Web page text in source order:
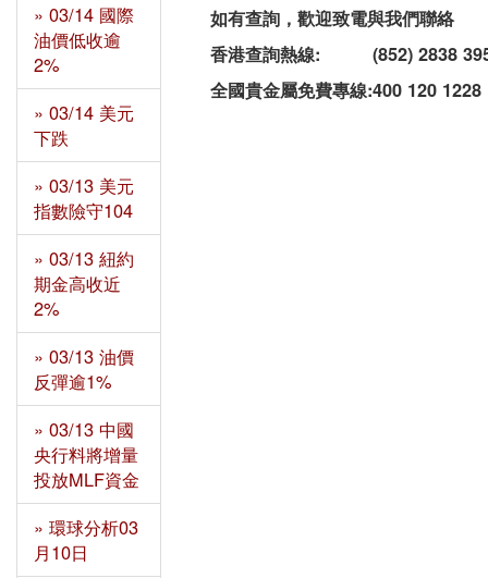
如有查詢，歡迎致電與我們聯絡
香港查詢熱線:
(852) 2838
全國貴金屬免費專線:400 120 1228
» 03/14 國際
油價低收逾
2%
» 03/14 美元
下跌
» 03/13 美元
指數險守104
» 03/13 紐約
期金高收近
2%
» 03/13 油價
反彈逾1%
» 03/13 中國
央行料將增量
投放MLF資金
» 環球分析03
月10日